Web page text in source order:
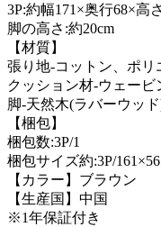
3P:約幅171×奥行68×高
脚の高さ:約20cm
【材質】
張り地-コットン、ポリ
クッション材-ウェー
脚-天然木(ラバーウッ
【梱包】
梱包数:3P/1
梱包サイズ約:3P/
【カラー】ブラウン
【生産国】中国
※1年保証付き